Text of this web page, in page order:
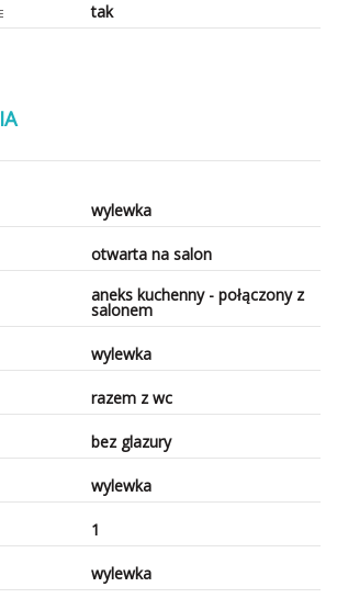
tak
wylewka
otwarta na salon
aneks kuchenny - połączony z
salonem
wylewka
razem z wc
bez glazury
wylewka
1
wylewka